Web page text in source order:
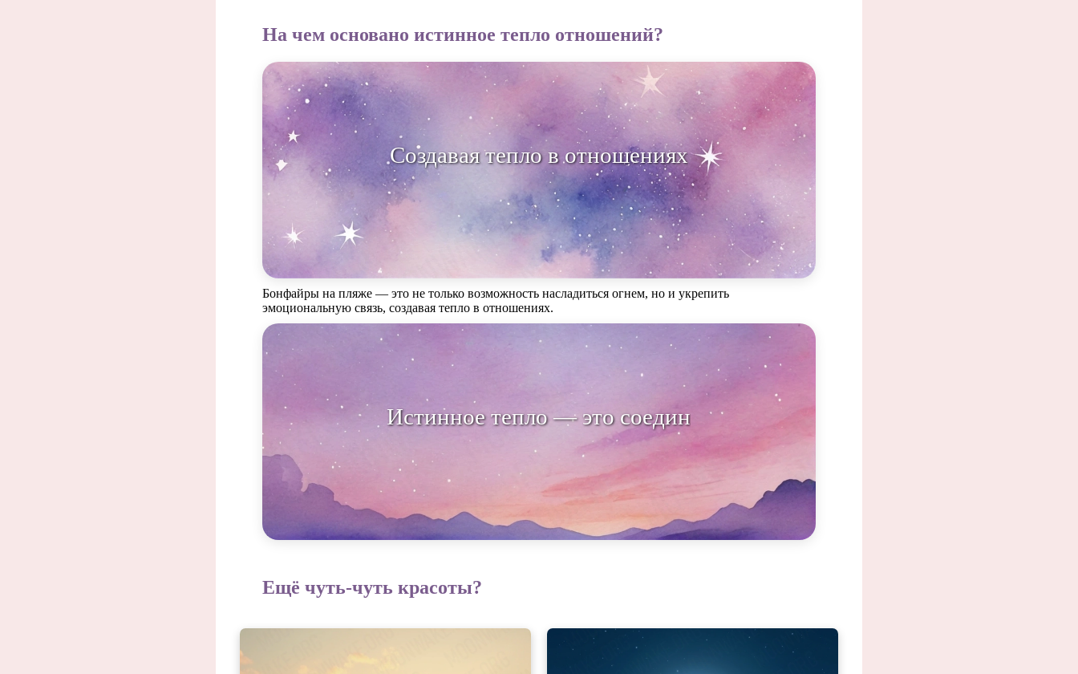
На чем основано истинное тепло отношений?
Создавая тепло в отношениях, мы пишем истори
Бонфайры на пляже — это не только возможность насладиться огнем, но и укрепить
эмоциональную связь, создавая тепло в отношениях.
Истинное тепло — это соединение душ.
Ещё чуть-чуть красоты?